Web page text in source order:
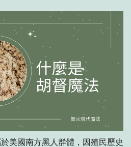
美國南方黑人群體，因殖民歷史